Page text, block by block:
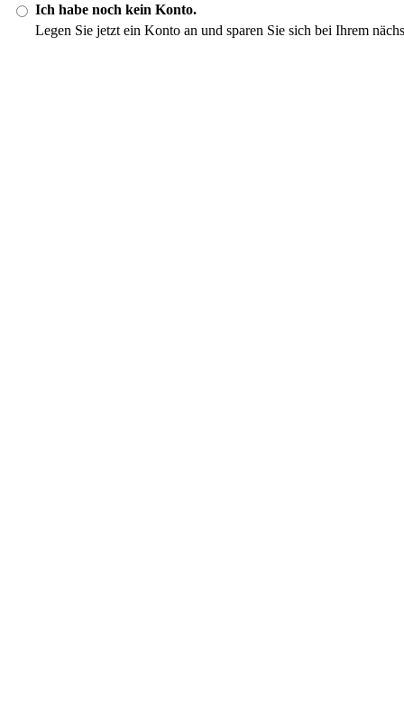
Ich habe noch kein Konto.
Legen Sie jetzt ein Konto an und sparen Sie sich bei Ihrem